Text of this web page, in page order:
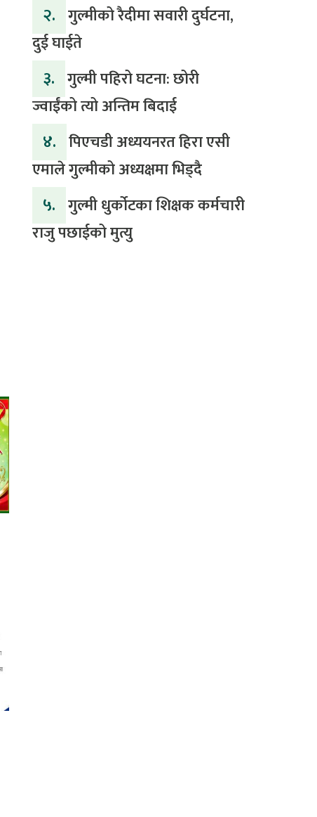
२. गुल्मीको रैदीमा सवारी दुर्घटना,
दुई घाईते
३. गुल्मी पहिरो घटना: छोरी
ज्वाईंको त्यो अन्तिम बिदाई
४. पिएचडी अध्ययनरत हिरा एसी
एमाले गुल्मीको अध्यक्षमा भिड्दै
५. गुल्मी धुर्कोटका शिक्षक कर्मचारी
राजु पछाईको मुत्यु